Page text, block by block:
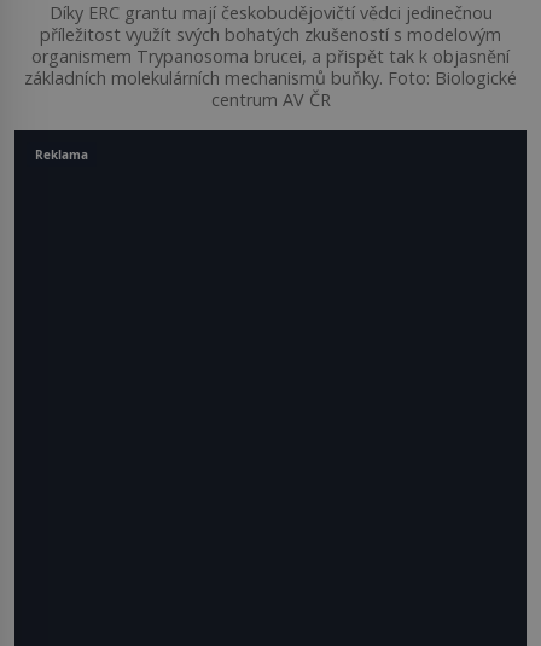
Díky ERC grantu mají českobudějovičtí vědci jedinečnou
příležitost využít svých bohatých zkušeností s modelovým
organismem Trypanosoma brucei, a přispět tak k objasnění
základních molekulárních mechanismů buňky. Foto: Biologické
centrum AV ČR
Reklama